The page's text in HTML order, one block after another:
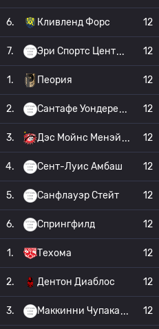
6. Кливленд Форс 12
7. Эри Спортс Цент 12
1. Пеория 12
2. Сантафе Уондере 12
3. Дэс Мойнс Менэй 12
4. Сент-Луис Амбаш 12
5. Санфлауэр Стейт 12
6. Спрингфилд 12
1. Техома 12
2. Дентон Диаблос 12
3. Маккинни Чупака 12